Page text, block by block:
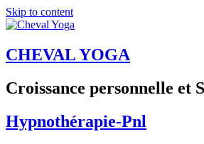
Skip to content
CHEVAL YOGA
Croissance personnelle et
Hypnothérapie-Pnl